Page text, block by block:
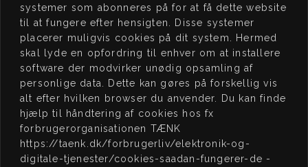
systemer som abonneres på for at få dette website
til at fungere efter hensigten. Disse systemer
placerer muligvis cookies på dit system. Hermed
skal lyde en opfordring til enhver om at installere
software der modvirker unødig opsamling af
personlige data. Dette kan gøres på forskellig vis
alt efter hvilken browser du anvender. Du kan finde
hjælp til håndtering af cookies hos fx
forbrugerorganisationen TÆNK
https://taenk.dk/forbrugerliv/elektronik-og-
digitale-tjenester/cookies-saadan-fungerer-de -
Kochsgade 23, dør 3
5000 Odense C
CVR 41576472
Book tid på
www.jhmassage.dk/book
JEGSTØTTER ÅB NINGSTIDER
MAN: 15:00 – 20:00
TIRS: Lukket
ONS: 15:00 – 20:00